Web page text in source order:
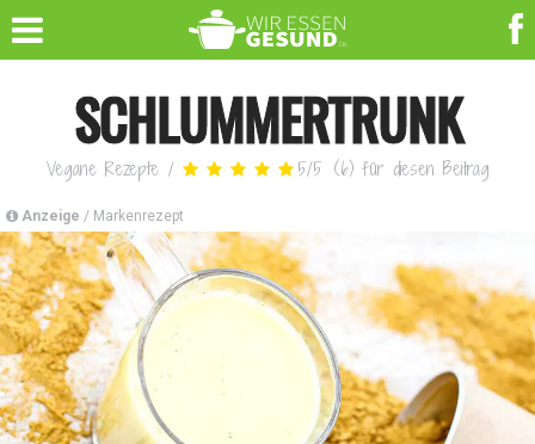
SCHLUMMERTRUNK
Vegane Rezepte/ 5/5 (6) für diesen Beitrag
Anzeige / Markenrezept